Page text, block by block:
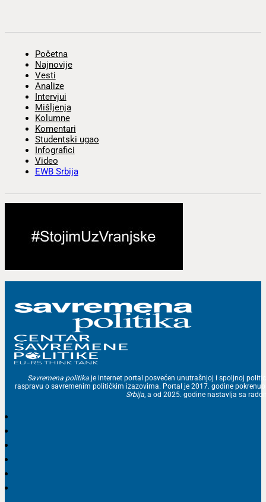
Početna
Najnovije
Vesti
Analize
Intervjui
Mišljenja
Kolumne
Komentari
Studentski ugao
Infografici
Video
EWB Srbija
Savremena politika je internet portal posvećen unutrašnjoj i spoljnoj
raspravu o savremenim političkim izazovima. Portal je 2017. godine
Srbija, a od 2025. godine nastavlja sa